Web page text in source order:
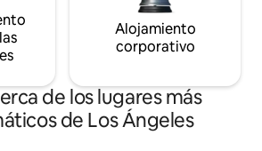
Alojamiento
corporativo
de los lugares más
de Los Ángeles